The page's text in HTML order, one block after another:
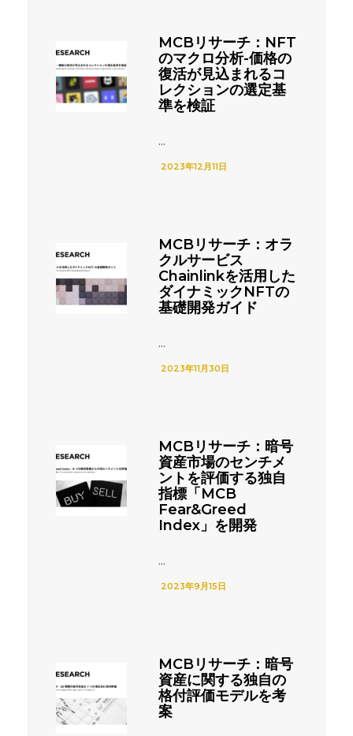
MCBリサーチ：NFT
のマクロ分析-価格の
復活が見込まれるコ
レクションの選定基
準を検証
...
2023年12月11日
MCBリサーチ：オラ
クルサービス
Chainlinkを活用した
ダイナミックNFTの
基礎開発ガイド
...
2023年11月30日
MCBリサーチ：暗号
資産市場のセンチメ
ントを評価する独自
指標「MCB
Fear&Greed
Index」を開発
...
2023年9月15日
MCBリサーチ：暗号
資産に関する独自の
格付評価モデルを考
案